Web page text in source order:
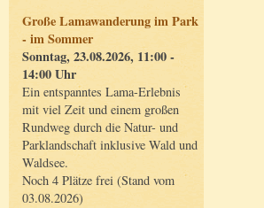
Große Lamawanderung im Park
- im Sommer
Sonntag, 23.08.2026, 11:00 -
14:00 Uhr
Ein entspanntes Lama-Erlebnis
mit viel Zeit und einem großen
Rundweg durch die Natur- und
Parklandschaft inklusive Wald und
Waldsee.
Noch 4 Plätze frei (Stand vom
03.08.2026)